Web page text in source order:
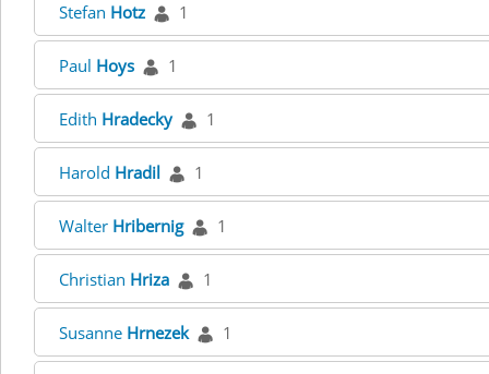
Stefan Hotz 1
Paul Hoys 1
Edith Hradecky 1
Harold Hradil 1
Walter Hribernig 1
Christian Hriza 1
Susanne Hrnezek 1